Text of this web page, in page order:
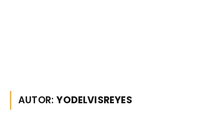
AUTOR:YODELVISREYES